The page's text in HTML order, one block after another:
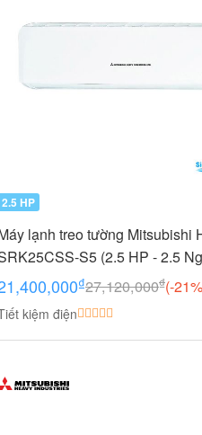
2.5 HP
lạnh treo tường Mitsubishi
S5 (2.5 HP - 2.5
₫27,120,000₫(-
kiệm điện